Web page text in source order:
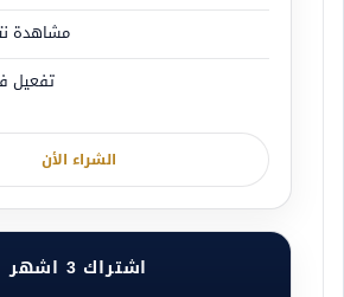
لوحة المخرج تكون موضوعة قبل
وعندما تشاهدها في حال كنت
المخرج ابقى في اليمين وهيئ
تشاهد اللوحة
مشاهدة
تفعيل
الشراء الأن
اشتراك 3 اشهر